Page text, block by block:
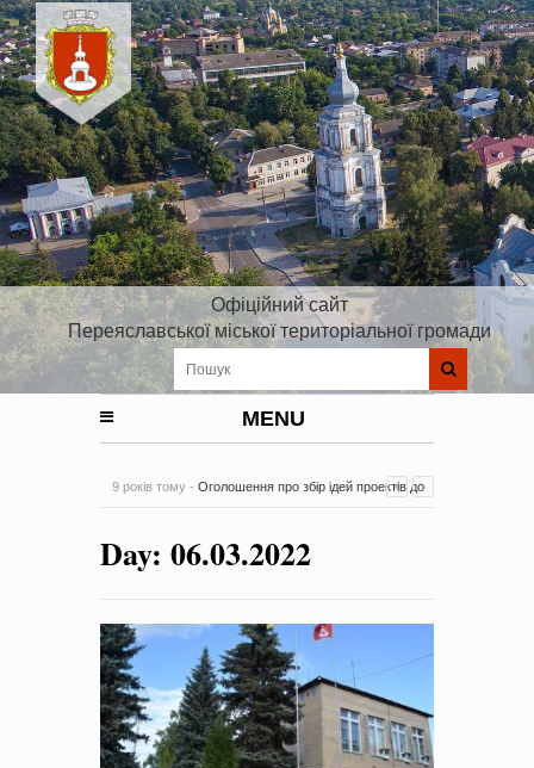
Офіційний сайт
Переяславської міської територіальної громади
MENU
9 років тому - Оголошення про збір ідей проектів до
на період 2018 – 2020 роки Оголошення про збір ідей
проектів
0 Коментарів
Day: 06.03.2022